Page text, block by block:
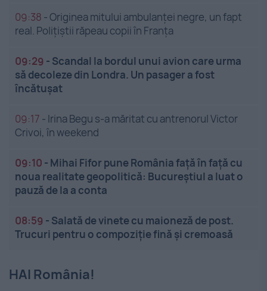
09:38 -Originea mitului ambulanței negre, un fapt
real. Polițiștii răpeau copii în Franța
09:29 - Scandal la bordul unui avion care urma
să decoleze din Londra. Un pasager a fost
încătușat
09:17 - Irina Begu s-a măritat cu antrenorul Victor
Crivoi, în weekend
09:10 - Mihai Fifor pune România față în față cu
noua realitate geopolitică: Bucureștiul a luat o
pauză de la a conta
08:59 - Salată de vinete cu maioneză de post.
Trucuri pentru o compoziție fină și cremoasă
HAI România!